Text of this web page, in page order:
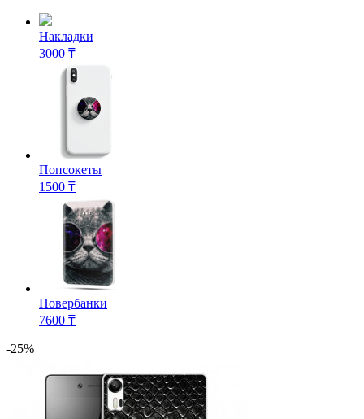
Накладки
3000 ₸
Попсокеты
1500 ₸
Повербанки
7600 ₸
-25%